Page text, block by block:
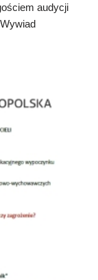
audycji